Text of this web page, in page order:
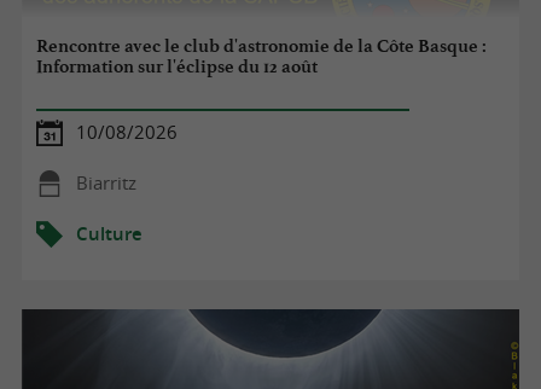
Rencontre avec le club d'astronomie de la Côte Basque :
Information sur l'éclipse du 12 août
10/08/2026
Biarritz
Culture